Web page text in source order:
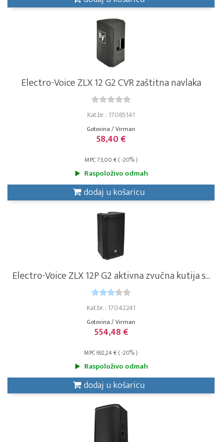
Electro-Voice ZLX 12 G2 CVR zaštitna navlaka
Kat.br. : 17085141
Gotovina / Virman
58,40 €
MPC 73,00 € ( -20% )
Raspoloživo odmah
dodaj u košaricu
Electro-Voice ZLX 12P G2 aktivna zvučna kutija s...
Kat.br. : 17042241
Gotovina / Virman
554,48 €
MPC 692,24 € ( -20% )
Raspoloživo odmah
dodaj u košaricu